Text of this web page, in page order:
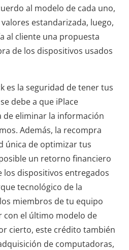
al modelo de cada uno,
estandarizada, luego,
al cliente una propuesta
de los dispositivos usados
es la seguridad de tener tus
debe a que iPlace
de eliminar la información
Además, la recompra
única de optimizar tus
un retorno financiero
los dispositivos entregados
tecnológico de la
miembros de tu equipo
con el último modelo de
cierto, este crédito también
de computadoras,